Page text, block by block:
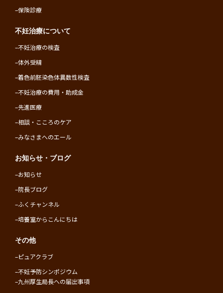
–保険診療
不妊治療について
–不妊治療の検査
–体外受精
–着色前胚染色体異数性検査
–不妊治療の費用・助成金
–先進医療
–相談・こころのケア
–みなさまへのエール
お知らせ・ブログ
–お知らせ
–院長ブログ
–ふくチャンネル
–培養室からこんにちは
その他
–ピュアクラブ
–不妊予防シンポジウム
–九州厚生局長への届出事項